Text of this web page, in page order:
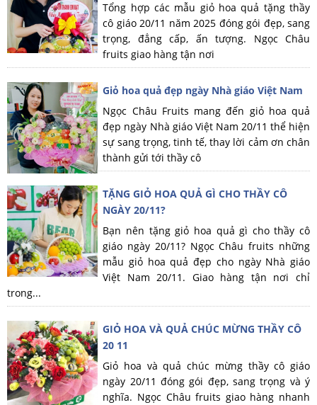
Tổng hợp các mẫu giỏ hoa quả tặng thầy
cô giáo 20/11 năm 2025 đóng gói đẹp, sang
trọng, đẳng cấp, ấn tượng. Ngọc Châu
fruits giao hàng tận nơi
Giỏ hoa quả đẹp ngày Nhà giáo Việt Nam
Ngọc Châu Fruits mang đến giỏ hoa quả
đẹp ngày Nhà giáo Việt Nam 20/11 thể hiện
sự sang trọng, tinh tế, thay lời cảm ơn chân
thành gửi tới thầy cô
TẶNG GIỎ HOA QUẢ GÌ CHO THẦY CÔ
NGÀY 20/11?
Bạn nên tặng giỏ hoa quả gì cho thầy cô
giáo ngày 20/11? Ngọc Châu fruits những
mẫu giỏ hoa quả đẹp cho ngày Nhà giáo
Việt Nam 20/11. Giao hàng tận nơi chỉ
trong...
GIỎ HOA VÀ QUẢ CHÚC MỪNG THẦY CÔ
20 11
Giỏ hoa và quả chúc mừng thầy cô giáo
ngày 20/11 đóng gói đẹp, sang trọng và ý
nghĩa. Ngọc Châu fruits giao hàng nhanh